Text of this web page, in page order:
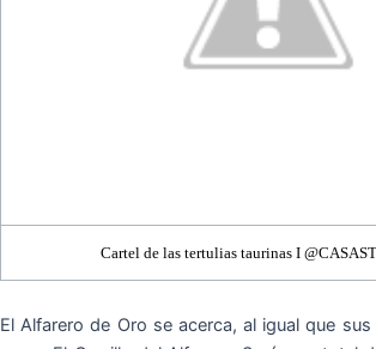
Cartel de las tertulias taurinas I
El Alfarero de Oro se acerca, al igual que